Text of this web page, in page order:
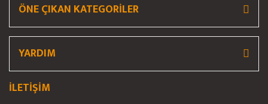
ÖNE ÇIKAN KATEGORİLER
YARDIM
İLETİŞİM